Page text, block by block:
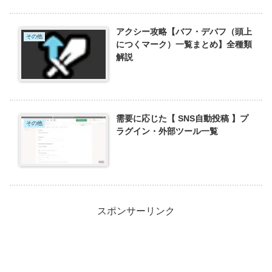
その他
アクシー攻略【バフ・デバフ（頭上
につくマーク）一覧まとめ】全種類
解説
その他
需要に応じた【 SNS自動投稿 】プ
ラグイン・外部ツール一覧
スポンサーリンク